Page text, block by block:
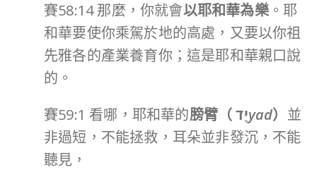
賽58:14 那麼，你就會以耶和華為樂。耶
和華要使你乘駕於地的高處，又要以你祖
先雅各的產業養育你；這是耶和華親口說
的。
賽59:1 看哪，耶和華的膀臂（ יָדyad） 並
非過短，不能拯救，耳朵並非發沉，不能
聽見，